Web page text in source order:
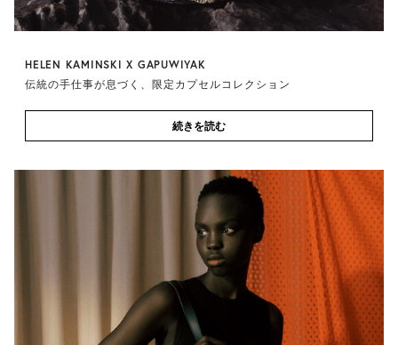
HELEN KAMINSKI X GAPUWIYAK
伝統の手仕事が息づく、限定カプセルコレクション
続きを読む